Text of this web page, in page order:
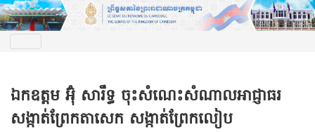
ឯកឧត្តម អ៊ុំ សារឹទ្ធ ចុះសំណេះសំណាលអាជ្ញាធរ
សង្កាត់ព្រែកតាសេក សង្កាត់ព្រែកលៀប